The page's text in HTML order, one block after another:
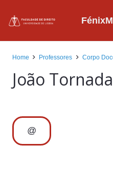
Fénix
Home Professores Corpo
João Tornada
@